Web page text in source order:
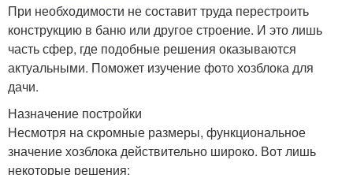
При необходимости не составит труда перестроить
конструкцию в баню или другое строение. И это лишь
часть сфер, где подобные решения оказываются
актуальными. Поможет изучение фото хозблока для
дачи.
Назначение постройки
Несмотря на скромные размеры, функциональное
значение хозблока действительно широко. Вот лишь
некоторые решения: